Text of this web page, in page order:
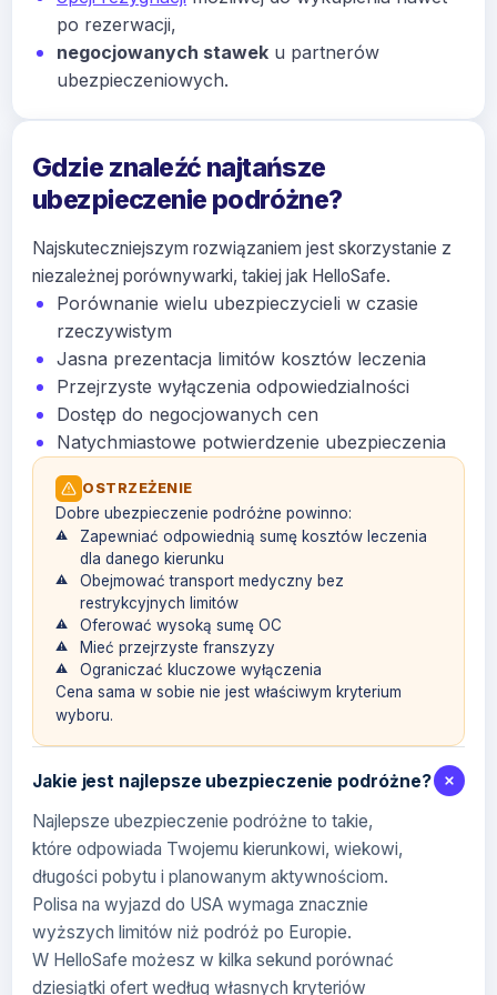
po rezerwacji,
negocjowanych stawek u partnerów
ubezpieczeniowych.
Gdzie znaleźć najtańsze
ubezpieczenie podróżne?
Najskuteczniejszym rozwiązaniem jest skorzystanie z
niezależnej porównywarki, takiej jak HelloSafe.
Porównanie wielu ubezpieczycieli w czasie
rzeczywistym
Jasna prezentacja limitów kosztów leczenia
Przejrzyste wyłączenia odpowiedzialności
Dostęp do negocjowanych cen
Natychmiastowe potwierdzenie ubezpieczenia
OSTRZEŻENIE
Dobre ubezpieczenie podróżne powinno:
Zapewniać odpowiednią sumę kosztów leczenia
dla danego kierunku
Obejmować transport medyczny bez
restrykcyjnych limitów
Oferować wysoką sumę OC
Mieć przejrzyste franszyzy
Ograniczać kluczowe wyłączenia
Cena sama w sobie nie jest właściwym kryterium
wyboru.
Jakie jest najlepsze ubezpieczenie podróżne?
Najlepsze ubezpieczenie podróżne to takie,
które odpowiada Twojemu kierunkowi, wiekowi,
długości pobytu i planowanym aktywnościom.
Polisa na wyjazd do USA wymaga znacznie
wyższych limitów niż podróż po Europie.
W HelloSafe możesz w kilka sekund porównać
dziesiątki ofert według własnych kryteriów